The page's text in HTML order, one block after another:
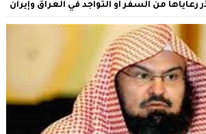
رعاياها من السفر أو التواجد في العراق وإيران